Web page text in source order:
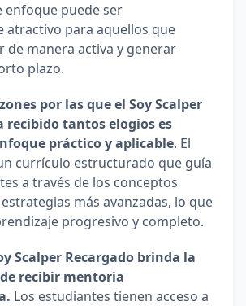
enfoque puede ser
atractivo para aquellos que
de manera activa y generar
plazo.
por las que el Soy Scalper
recibido tantos elogios es
práctico y aplicable. El
currículo estructurado que guía
a través de los conceptos
más avanzadas, lo que
progresivo y completo.
Scalper Recargado brinda la
recibir mentoria
Los estudiantes tienen acceso a